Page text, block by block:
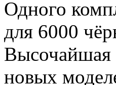
Одного
для 6000
Высочайшая
новых